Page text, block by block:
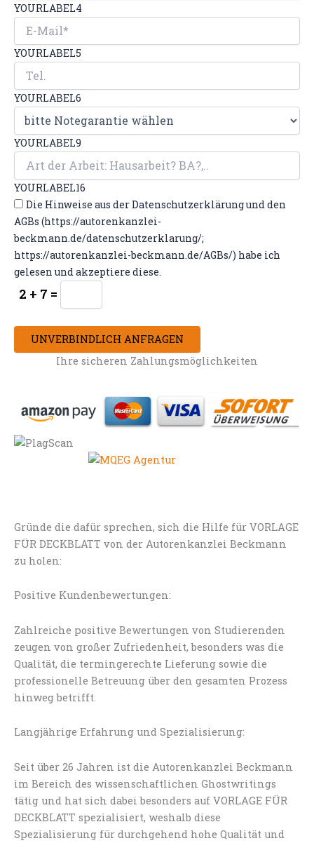
YOURLABEL4
YOURLABEL5
YOURLABEL6
YOURLABEL9
YOURLABEL16
Die Hinweise aus der Datenschutzerklärung und den
AGBs (https://autorenkanzlei-
beckmann.de/datenschutzerklarung/;
https://autorenkanzlei-beckmann.de/AGBs/) habe ich
gelesen und akzeptiere diese.
2 + 7 =
UNVERBINDLICH ANFRAGEN
Ihre sicheren Zahlungsmöglichkeiten
Gründe die dafür sprechen, sich die Hilfe für VORLAGE
FÜR DECKBLATT von der Autorenkanzlei Beckmann
zu holen:
Positive Kundenbewertungen:
Zahlreiche positive Bewertungen von Studierenden
zeugen von großer Zufriedenheit, besonders was die
Qualität, die termingerechte Lieferung sowie die
professionelle Betreuung über den gesamten Prozess
hinweg betrifft.
Langjährige Erfahrung und Spezialisierung:
Seit über 26 Jahren ist die Autorenkanzlei Beckmann
im Bereich des wissenschaftlichen Ghostwritings
tätig und hat sich dabei besonders auf VORLAGE FÜR
DECKBLATT spezialisiert, weshalb diese
Spezialisierung für durchgehend hohe Qualität und